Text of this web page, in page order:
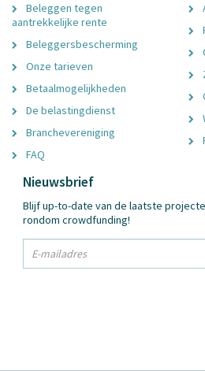
Beleggen tegen
aantrekkelijke rente
Beleggersbescherming
Onze tarieven
Betaalmogelijkheden
De belastingdienst
Branchevereniging
FAQ
Nieuwsbrief
Blijf up-to-date van de laatste
rondom crowdfunding!
Email